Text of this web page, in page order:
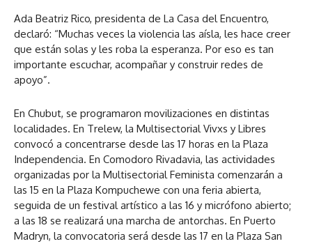
Ada Beatriz Rico, presidenta de La Casa del Encuentro,
declaró: “Muchas veces la violencia las aísla, les hace creer
que están solas y les roba la esperanza. Por eso es tan
importante escuchar, acompañar y construir redes de
apoyo”.
En Chubut, se programaron movilizaciones en distintas
localidades. En Trelew, la Multisectorial Vivxs y Libres
convocó a concentrarse desde las 17 horas en la Plaza
Independencia. En Comodoro Rivadavia, las actividades
organizadas por la Multisectorial Feminista comenzarán a
las 15 en la Plaza Kompuchewe con una feria abierta,
seguida de un festival artístico a las 16 y micrófono abierto;
a las 18 se realizará una marcha de antorchas. En Puerto
Madryn, la convocatoria será desde las 17 en la Plaza San